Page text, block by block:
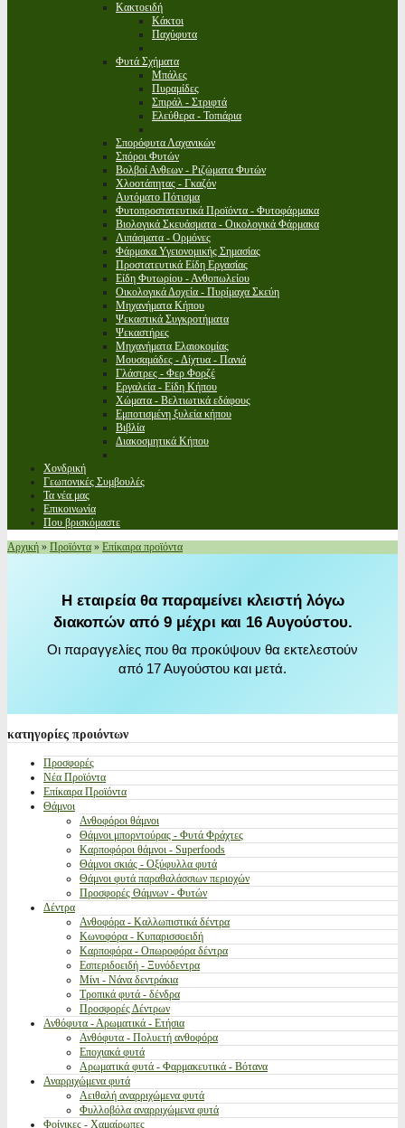
Κακτοειδή
Κάκτοι
Παχύφυτα
Φυτά Σχήματα
Μπάλες
Πυραμίδες
Σπιράλ - Στριφτά
Ελεύθερα - Τοπιάρια
Σπορόφυτα Λαχανικών
Σπόροι Φυτών
Βολβοί Ανθεων - Ριζώματα Φυτών
Χλοοτάπητας - Γκαζόν
Αυτόματο Πότισμα
Φυτοπροστατευτικά Προϊόντα - Φυτοφάρμακα
Βιολογικά Σκευάσματα - Οικολογικά Φάρμακα
Λιπάσματα - Ορμόνες
Φάρμακα Υγειονομικής Σημασίας
Προστατευτικά Είδη Εργασίας
Είδη Φυτωρίου - Ανθοπωλείου
Οικολογικά Δοχεία - Πυρίμαχα Σκεύη
Μηχανήματα Κήπου
Ψεκαστικά Συγκροτήματα
Ψεκαστήρες
Μηχανήματα Ελαιοκομίας
Μουσαμάδες - Δίχτυα - Πανιά
Γλάστρες - Φερ Φορζέ
Εργαλεία - Είδη Κήπου
Χώματα - Βελτιωτικά εδάφους
Εμποτισμένη ξυλεία κήπου
Βιβλία
Διακοσμητικά Κήπου
Χονδρική
Γεωπονικές Συμβουλές
Τα νέα μας
Επικοινωνία
Που βρισκόμαστε
Αρχική » Προϊόντα » Επίκαιρα προϊόντα
Η εταιρεία θα παραμείνει κλειστή λόγω
διακοπών από 9 μέχρι και 16 Αυγούστου.
Οι παραγγελίες που θα προκύψουν θα εκτελεστούν
από 17 Αυγούστου και μετά.
κατηγορίες προιόντων
Προσφορές
Νέα Προϊόντα
Επίκαιρα Προϊόντα
Θάμνοι
Ανθοφόροι θάμνοι
Θάμνοι μπορντούρας - Φυτά Φράχτες
Καρποφόροι θάμνοι - Superfoods
Θάμνοι σκιάς - Οξύφυλλα φυτά
Θάμνοι φυτά παραθαλάσσιων περιοχών
Προσφορές Θάμνων - Φυτών
Δέντρα
Ανθοφόρα - Καλλωπιστικά δέντρα
Κωνοφόρα - Κυπαρισσοειδή
Καρποφόρα - Οπωροφόρα δέντρα
Εσπεριδοειδή - Ξυνόδεντρα
Μίνι - Νάνα δεντράκια
Τροπικά φυτά - δένδρα
Προσφορές Δέντρων
Ανθόφυτα - Αρωματικά - Ετήσια
Ανθόφυτα - Πολυετή ανθοφόρα
Εποχιακά φυτά
Αρωματικά φυτά - Φαρμακευτικά - Βότανα
Αναρριχώμενα φυτά
Αειθαλή αναρριχώμενα φυτά
Φυλλοβόλα αναρριχώμενα φυτά
Φοίνικες - Χαμαίρωπες